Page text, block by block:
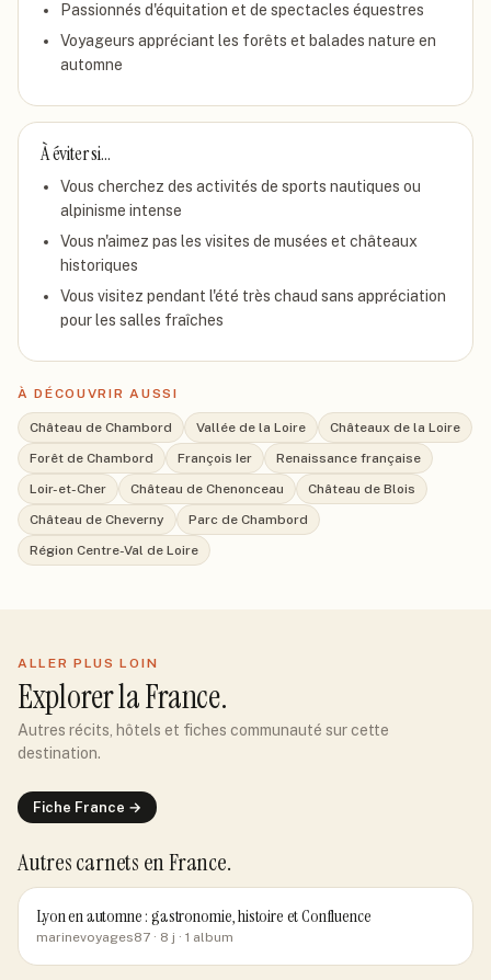
Passionnés d'équitation et de spectacles équestres
Voyageurs appréciant les forêts et balades nature en
automne
À éviter si…
Vous cherchez des activités de sports nautiques ou
alpinisme intense
Vous n'aimez pas les visites de musées et châteaux
historiques
Vous visitez pendant l'été très chaud sans appréciation
pour les salles fraîches
À DÉCOUVRIR AUSSI
Château de Chambord Vallée de la Loire
Châteaux de la Loire
Forêt de Chambord
François Ier
Renaissance française
Loir-et-Cher
Château de Chenonceau
Château de Blois
Château de Cheverny
Parc de Chambord
Région Centre-Val de Loire
ALLER PLUS LOIN
Explorerla France.
Autres récits, hôtels et fiches communauté sur cette
destination.
Fiche France →
Autres carnets en France.
Lyon en automne : gastronomie, histoire et Confluence
marinevoyages87 · 8 j · 1 album